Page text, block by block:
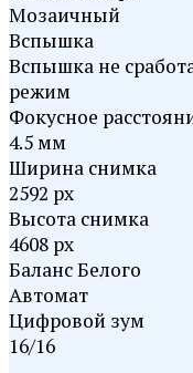
Мозаичный
Вспышка
Вспышка не
режим
Фокусное
4.5 мм
Ширина снимка
2592 px
Высота снимка
4608 px
Баланс Белого
Автомат
Цифровой зум
16/16